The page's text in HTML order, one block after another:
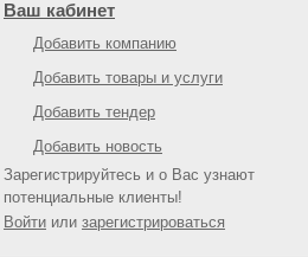
Ваш кабинет
Добавить компанию
Добавить товары и услуги
Добавить тендер
Добавить новость
Зарегистрируйтесь и о Вас узнают
потенциальные клиенты!
Войти или зарегистрироваться